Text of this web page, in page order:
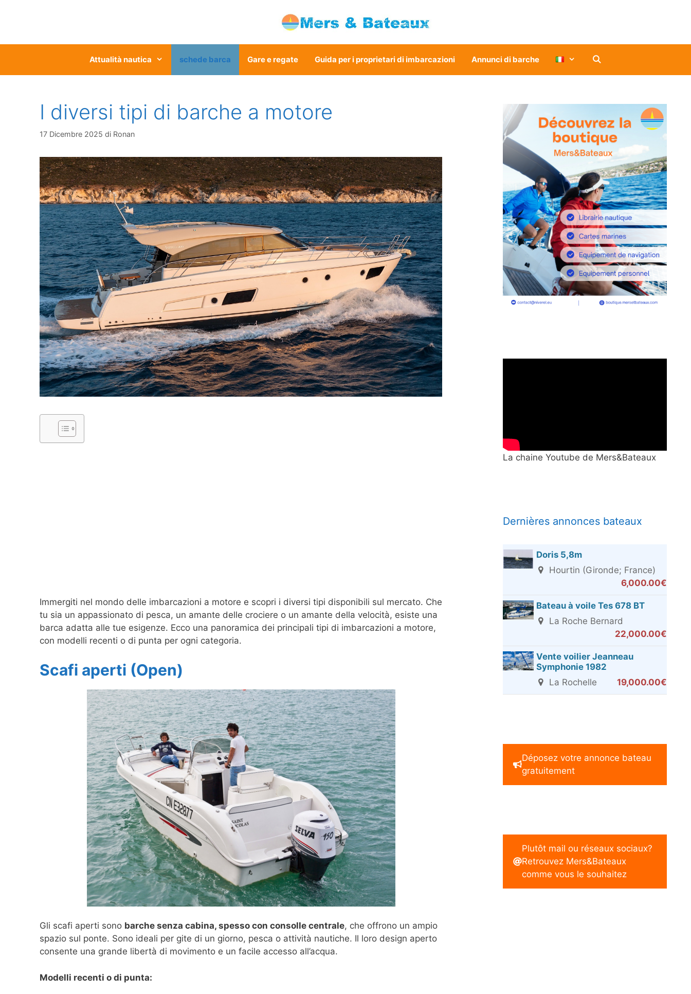
Attualità nautica schede barca Gare e regate Guida per i proprietari di imbarcazioni Annunci di barche
I diversi tipi di barche a motore
17 Dicembre 2025 di Ronan
Immergiti nel mondo delle imbarcazioni a motore e scopri i diversi tipi disponibili sul mercato. Che
tu sia un appassionato di pesca, un amante delle crociere o un amante della velocità, esiste una
barca adatta alle tue esigenze. Ecco una panoramica dei principali tipi di imbarcazioni a motore,
con modelli recenti o di punta per ogni categoria.
Scafi aperti (Open)
Gli scafi aperti sono barche senza cabina, spesso con consolle centrale, che offrono un ampio
spazio sul ponte. Sono ideali per gite di un giorno, pesca o attività nautiche. Il loro design aperto
consente una grande libertà di movimento e un facile accesso all’acqua.
Modelli recenti o di punta:
La chaine Youtube de Mers&Bateaux
Dernières annonces bateaux
Doris 5,8m
Hourtin (Gironde; France)
6,000.00€
Bateau à voile Tes 678 BT
La Roche Bernard
22,000.00€
Vente voilier Jeanneau
Symphonie 1982
La Rochelle
19,000.00€
Déposez votre annonce bateau
gratuitement
Plutôt mail ou réseaux sociaux?
Retrouvez Mers&Bateaux
comme vous le souhaitez